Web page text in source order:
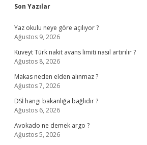
Sidebar
Son Yazılar
Yaz okulu neye göre açılıyor ?
Ağustos 9, 2026
Kuveyt Türk nakit avans limiti nasıl artırılır ?
Ağustos 8, 2026
Makas neden elden alınmaz ?
Ağustos 7, 2026
DSİ hangi bakanlığa bağlıdır ?
Ağustos 6, 2026
Avokado ne demek argo ?
Ağustos 5, 2026